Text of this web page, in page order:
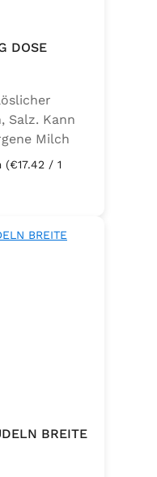
DOSE
Salz. Kann
Milch
(€17.42 / 1
BREITE